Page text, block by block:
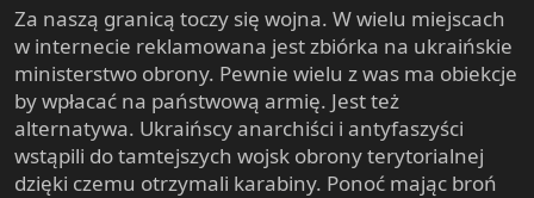
a
r
t
e
r
t
y
Za naszą granicą toczy się wojna. W wielu miejscach
w internecie reklamowana jest zbiórka na ukraińskie
ministerstwo obrony. Pewnie wielu z was ma obiekcje
by wpłacać na państwową armię. Jest też
alternatywa. Ukraińscy anarchiści i antyfaszyści
wstąpili do tamtejszych wojsk obrony terytorialnej
dzięki czemu otrzymali karabiny. Ponoć mając broń